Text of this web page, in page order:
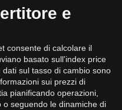
e
consente di calcolare il
basato sull'index price
sul tasso di cambio sono
sui prezzi di
pianificando operazioni,
seguendo le dinamiche di